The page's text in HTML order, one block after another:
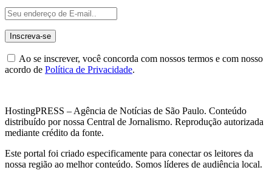
Ao se inscrever, você concorda com nossos termos e com nosso
acordo de Política de Privacidade.
HostingPRESS – Agência de Notícias de São Paulo. Conteúdo
distribuído por nossa Central de Jornalismo. Reprodução autorizada
mediante crédito da fonte.
Este portal foi criado especificamente para conectar os leitores da
nossa região ao melhor conteúdo. Somos líderes de audiência local.